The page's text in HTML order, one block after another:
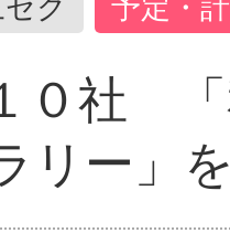
０社
リー」